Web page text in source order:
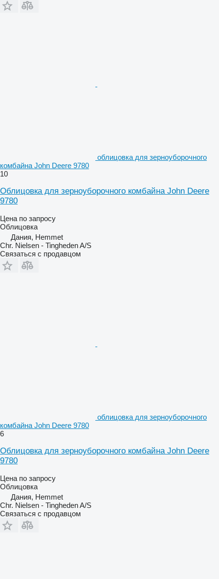
облицовка для зерноуборочного
комбайна John Deere 9780
10
Облицовка для зерноуборочного комбайна John Deere
9780
Цена по запросу
Облицовка
Дания, Hemmet
Chr. Nielsen - Tingheden A/S
Связаться с продавцом
облицовка для зерноуборочного
комбайна John Deere 9780
6
Облицовка для зерноуборочного комбайна John Deere
9780
Цена по запросу
Облицовка
Дания, Hemmet
Chr. Nielsen - Tingheden A/S
Связаться с продавцом